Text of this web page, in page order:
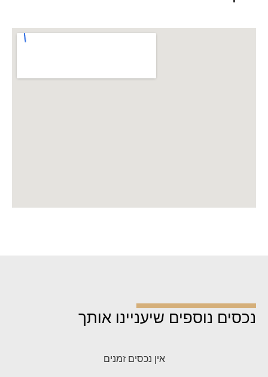
נכסים נוספים שיעניינו אותך
אין נכסים זמנים